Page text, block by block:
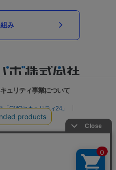
み
ュリティ事業について
GMOセキュリティ24」
ク診断